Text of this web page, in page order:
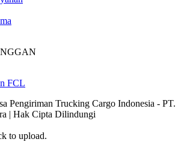
FCL
Pengiriman Trucking Cargo Indonesia - PT.
| Hak Cipta Dilindungi
to upload.